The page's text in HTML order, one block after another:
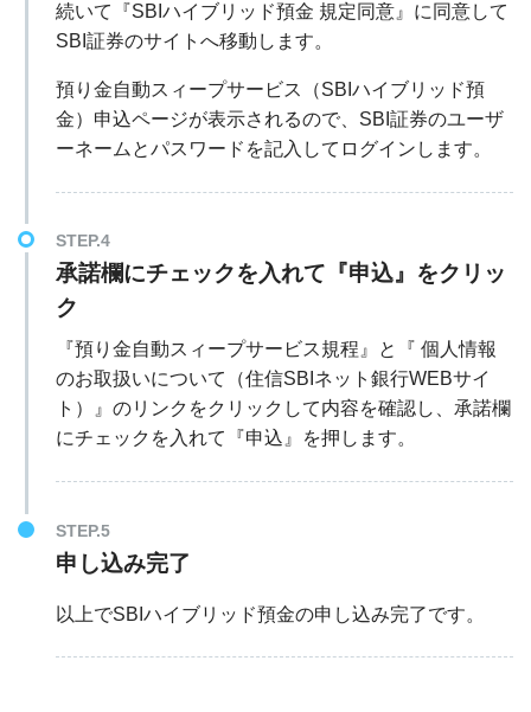
続いて『SBIハイブリッド預金 規定同意』に同意して
SBI証券のサイトへ移動します。
預り金自動スィープサービス（SBIハイブリッド預
金）申込ページが表示されるので、SBI証券のユーザ
ーネームとパスワードを記入してログインします。
STEP.4
承諾欄にチェックを入れて『申込』をクリッ
ク
『預り金自動スィープサービス規程』と『 個人情報
のお取扱いについて（住信SBIネット銀行WEBサイ
ト）』のリンクをクリックして内容を確認し、承諾欄
にチェックを入れて『申込』を押します。
STEP.5
申し込み完了
以上でSBIハイブリッド預金の申し込み完了です。